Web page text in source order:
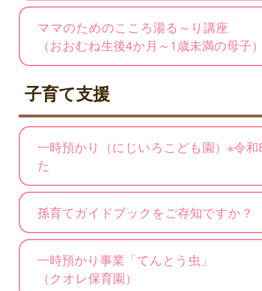
ママのためのこころ湯る～り講座
（おおむね生後4か月～1歳未満の母子
子育て支援
一時預かり（にじいろこども園）※令
た
孫育てガイドブックをご存知ですか？
一時預かり事業「てんとう虫」
（クオレ保育園）